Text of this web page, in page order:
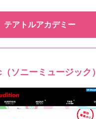
テアトルアカデミー
ソニーミュージック）